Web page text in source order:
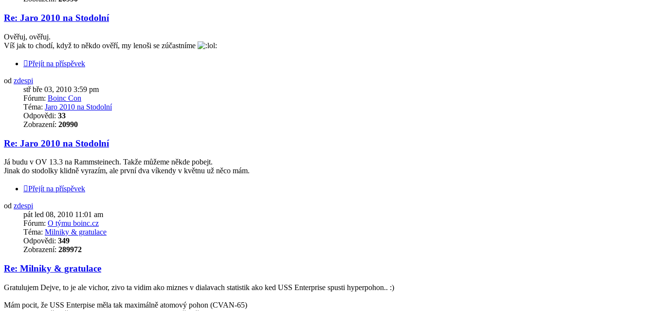
Re: Jaro 2010 na Stodolní
Ověřuj, ověřuj.
Víš jak to chodí, když to někdo ověří, my lenoši se zúčastníme
Přejít na příspěvek
od zdespi
stř bře 03, 2010 3:59 pm
Fórum: Boinc Con
Téma: Jaro 2010 na Stodolní
Odpovědi: 33
Zobrazení: 20990
Re: Jaro 2010 na Stodolní
Já budu v OV 13.3 na Rammsteinech. Takže můžeme někde pobejt.
Jinak do stodolky klidně vyrazím, ale první dva víkendy v květnu už něco mám.
Přejít na příspěvek
od zdespi
pát led 08, 2010 11:01 am
Fórum: O týmu boinc.cz
Téma: Milniky & gratulace
Odpovědi: 349
Zobrazení: 289972
Re: Milniky & gratulace
Gratulujem Dejve, to je ale vichor, zivo ta vidim ako miznes v dialavach statistik ako ked USS Enterprise spusti hyperpohon.. :)
Mám pocit, že USS Enterpise měla tak maximálně atomový pohon (CVAN-65)